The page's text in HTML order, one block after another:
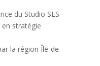
du Studio SLS
stratégie
la région Île-de-